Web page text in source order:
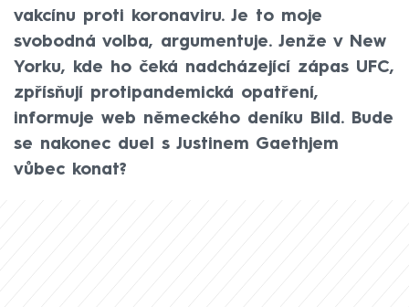
vakcínu proti koronaviru. Je to moje
svobodná volba, argumentuje. Jenže v New
Yorku, kde ho čeká nadcházející zápas UFC,
zpřísňují protipandemická opatření,
informuje web německého deníku Bild. Bude
se nakonec duel s Justinem Gaethjem
vůbec konat?